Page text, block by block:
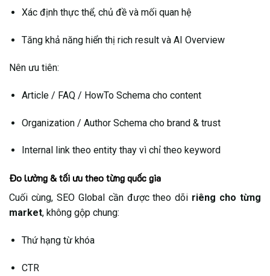
Xác định thực thể, chủ đề và mối quan hệ
Tăng khả năng hiển thị rich result và AI Overview
Nên ưu tiên:
Article / FAQ / HowTo Schema cho content
Organization / Author Schema cho brand & trust
Internal link theo entity thay vì chỉ theo keyword
Đo lường & tối ưu theo từng quốc gia
Cuối cùng, SEO Global cần được theo dõi riêng cho từng
market, không gộp chung:
Thứ hạng từ khóa
CTR